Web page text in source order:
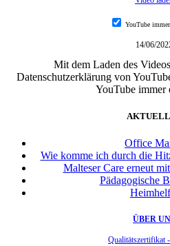
YouTube
14/06/
Mit dem Laden des
Datenschutzerklärung von
YouTube immer
Office
Wie komme ich durch die
Malteser Care erneut
Pädagogische
ÜBER
Qualitätszertifikat